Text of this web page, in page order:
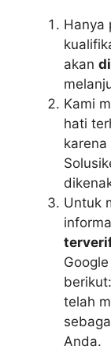
Hanya
akan
Kami
hati
Untuk
telah
Anda.